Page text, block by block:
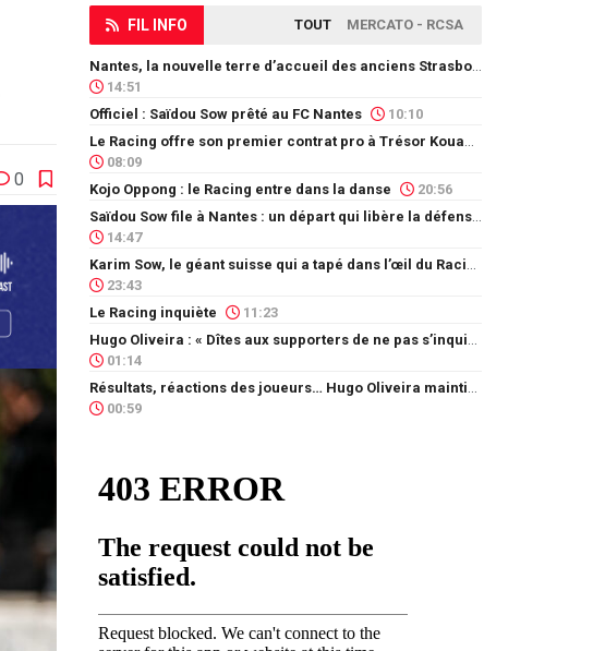
0
FIL INFO TOUT MERCATO - RCSA
14:51
Officiel : Saïdou Sow prêté au FC Nantes
10:10
08:09
Kojo Oppong : le Racing entre dans la danse
20:56
14:47
23:43
Le Racing inquiète
11:23
01:14
00:59